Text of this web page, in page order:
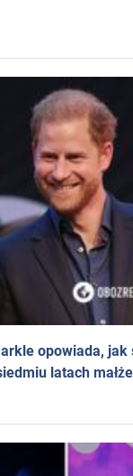
opowiada, jak
latach